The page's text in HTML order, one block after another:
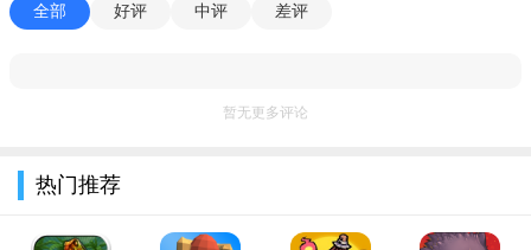
建筑，进入童话般的梦想世界。
无止尽赚钱收金币，放置十秒金币赚到爆仓，每天上线点一
【城市规划产业经营】
规划都市、建设商业帝国，无限扩大产业规模，资金流转人
全部 好评 中评 差评
暂无更多评论
热门推荐